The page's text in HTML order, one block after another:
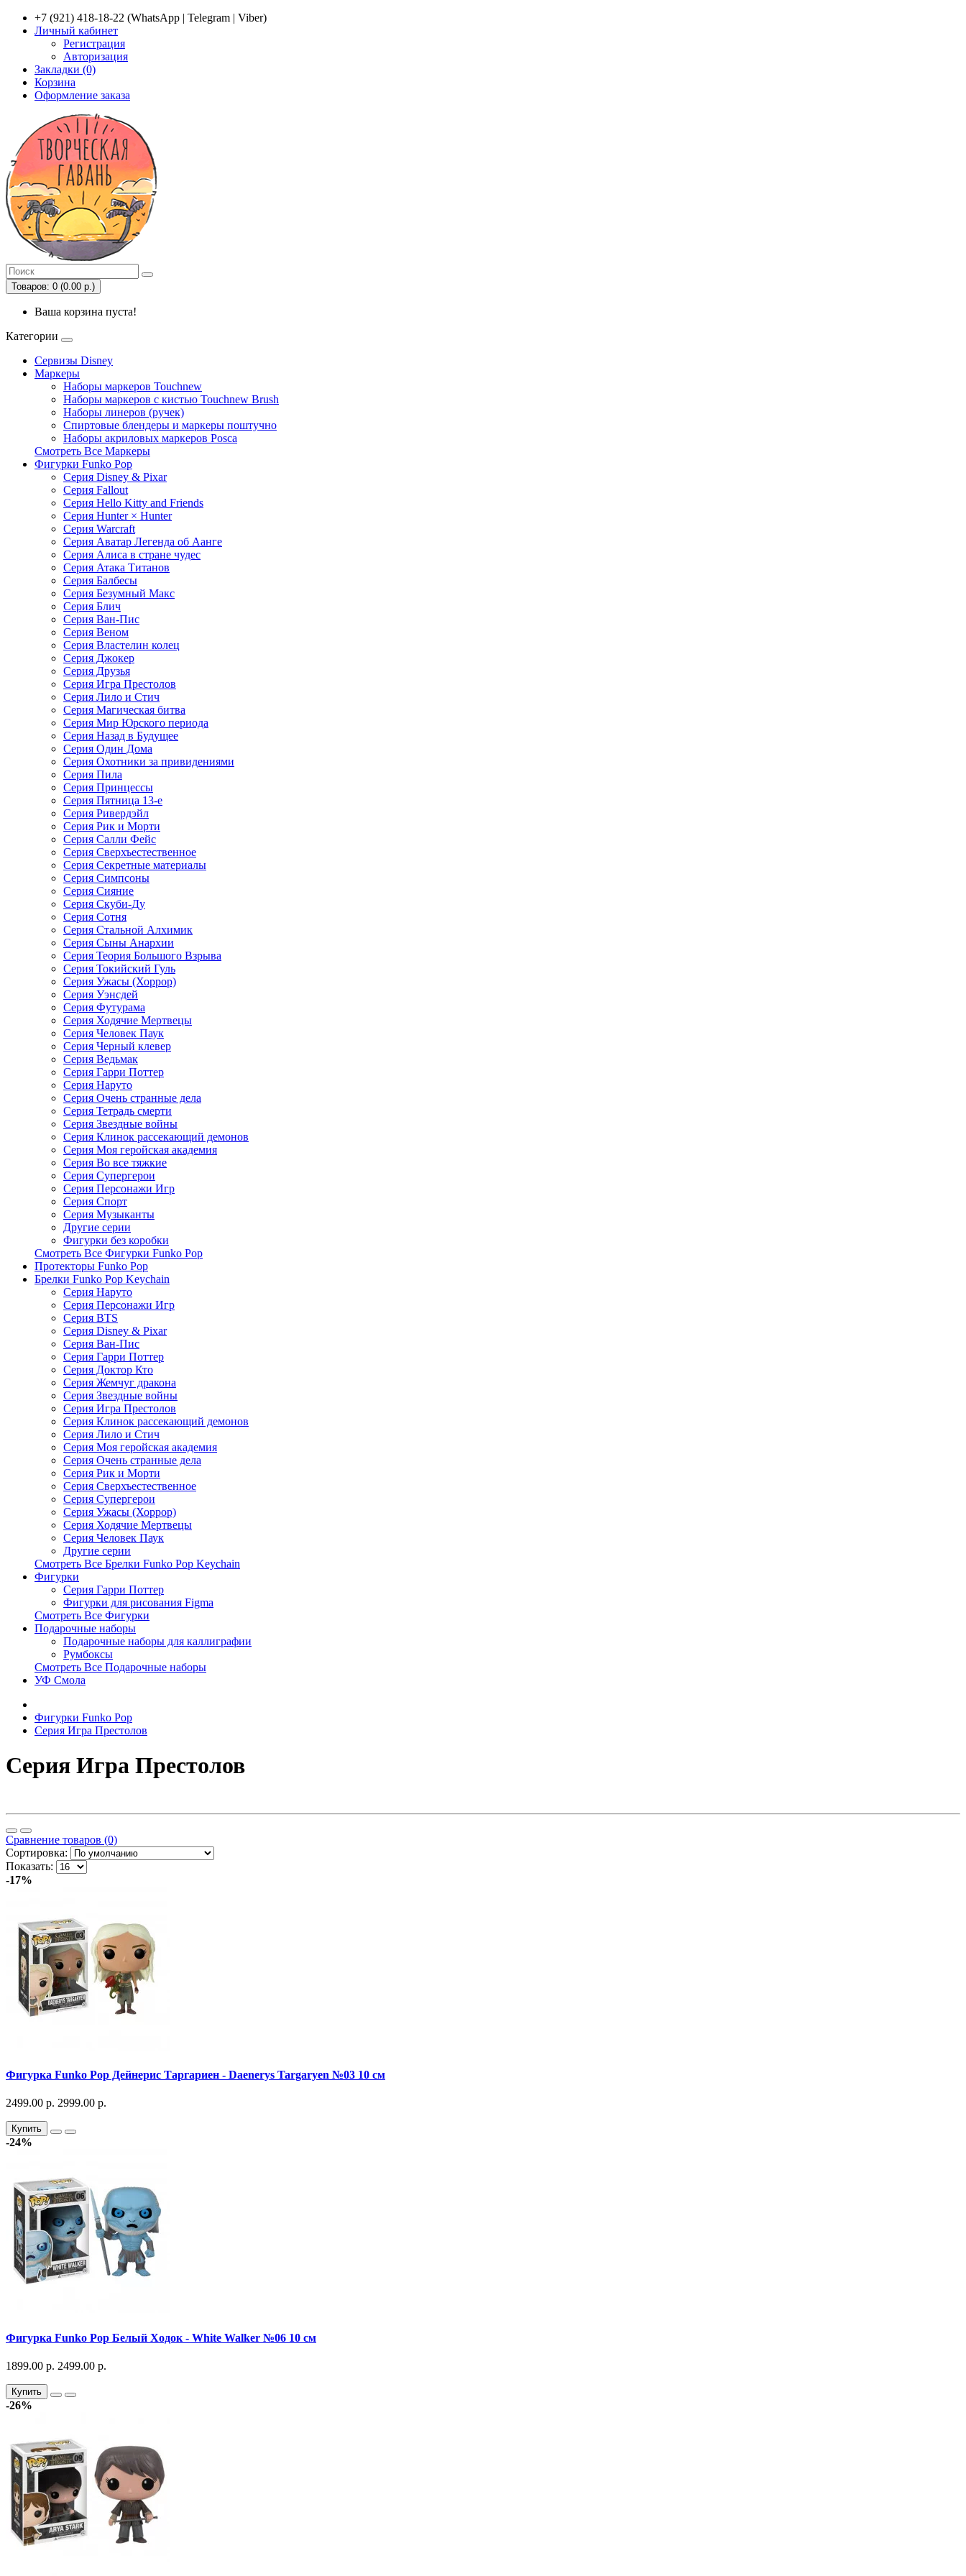
+7 (921) 418-18-22 (WhatsApp | Telegram | Viber)
Личный кабинет
Регистрация
Авторизация
Закладки (0)
Корзина
Оформление заказа
Товаров: 0 (0.00 р.)
Ваша корзина пуста!
Категории
Сервизы Disney
Маркеры
Наборы маркеров Touchnew
Наборы маркеров c кистью Touchnew Brush
Наборы линеров (ручек)
Спиртовые блендеры и маркеры поштучно
Наборы акриловых маркеров Posca
Смотреть Все Маркеры
Фигурки Funko Pop
Серия Disney & Pixar
Серия Fallout
Серия Hello Kitty and Friends
Серия Hunter × Hunter
Серия Warcraft
Серия Аватар Легенда об Аанге
Серия Алиса в стране чудес
Серия Атака Титанов
Серия Балбесы
Серия Безумный Макс
Серия Блич
Серия Ван-Пис
Серия Веном
Серия Властелин колец
Серия Джокер
Серия Друзья
Серия Игра Престолов
Серия Лило и Стич
Серия Магическая битва
Серия Мир Юрского периода
Серия Назад в Будущее
Серия Один Дома
Серия Охотники за привидениями
Серия Пила
Серия Принцессы
Серия Пятница 13-е
Серия Ривердэйл
Серия Рик и Морти
Серия Салли Фейс
Серия Сверхъестественное
Серия Секретные материалы
Серия Симпсоны
Серия Сияние
Серия Скуби-Ду
Серия Сотня
Серия Стальной Алхимик
Серия Сыны Анархии
Серия Теория Большого Взрыва
Серия Токийский Гуль
Серия Ужасы (Хоррор)
Серия Уэнсдей
Серия Футурама
Серия Ходячие Мертвецы
Серия Человек Паук
Серия Черный клевер
Серия Ведьмак
Серия Гарри Поттер
Серия Наруто
Серия Очень странные дела
Серия Тетрадь смерти
Серия Звездные войны
Серия Клинок рассекающий демонов
Серия Моя геройская академия
Серия Во все тяжкие
Серия Супергерои
Серия Персонажи Игр
Серия Спорт
Серия Музыканты
Другие серии
Фигурки без коробки
Смотреть Все Фигурки Funko Pop
Протекторы Funko Pop
Брелки Funko Pop Keychain
Серия Наруто
Серия Персонажи Игр
Серия BTS
Серия Disney & Pixar
Серия Ван-Пис
Серия Гарри Поттер
Серия Доктор Кто
Серия Жемчуг дракона
Серия Звездные войны
Серия Игра Престолов
Серия Клинок рассекающий демонов
Серия Лило и Стич
Серия Моя геройская академия
Серия Очень странные дела
Серия Рик и Морти
Серия Сверхъестественное
Серия Супергерои
Серия Ужасы (Хоррор)
Серия Ходячие Мертвецы
Серия Человек Паук
Другие серии
Смотреть Все Брелки Funko Pop Keychain
Фигурки
Серия Гарри Поттер
Фигурки для рисования Figma
Смотреть Все Фигурки
Подарочные наборы
Подарочные наборы для каллиграфии
Румбоксы
Смотреть Все Подарочные наборы
УФ Смола
Фигурки Funko Pop
Серия Игра Престолов
Серия Игра Престолов
Сравнение товаров (0)
Сортировка:
Показать:
-17%
Фигурка Funko Pop Дейнерис Таргариен - Daenerys Targaryen №03 10 см
2499.00 р. 2999.00 р.
Купить
-24%
Фигурка Funko Pop Белый Ходок - White Walker №06 10 см
1899.00 р. 2499.00 р.
Купить
-26%